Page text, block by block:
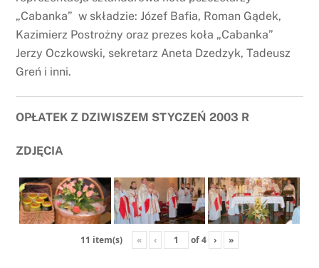
„Cabanka” w składzie: Józef Bafia, Roman Gądek,
Kazimierz Postrożny oraz prezes koła „Cabanka”
Jerzy Oczkowski, sekretarz Aneta Dzedzyk, Tadeusz
Greń i inni.
OPŁATEK Z DZIWISZEM STYCZEŃ 2003 R
ZDJĘCIA
11 item(s) « ‹ of4 › »